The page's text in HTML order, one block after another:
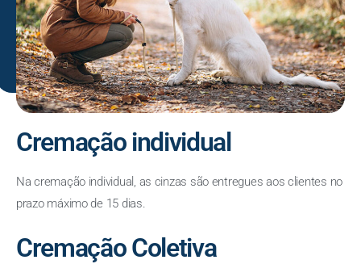
Cremação individual
Na cremação individual, as cinzas são entregues aos clientes no
prazo máximo de 15 dias.
Cremação Coletiva